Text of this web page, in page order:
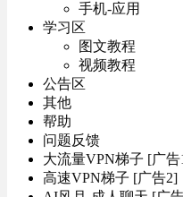
手机-应用
学习区
图文教程
视频教程
公告区
其他
帮助
问题反馈
大流量VPN梯子 [广告
高速VPN梯子 [广告2]